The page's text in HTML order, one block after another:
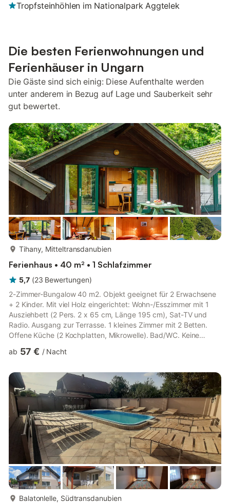
Tropfsteinhöhlen im Nationalpark Aggtelek
Die besten Ferienwohnungen und
Ferienhäuser in Ungarn
Die Gäste sind sich einig: Diese Aufenthalte werden
unter anderem in Bezug auf Lage und Sauberkeit sehr
gut bewertet.
Tihany, Mitteltransdanubien
Ferienhaus • 40 m² • 1 Schlafzimmer
5,7 (23 Bewertungen)
2-Zimmer-Bungalow 40 m2. Objekt geeignet für 2 Erwachsene
+ 2 Kinder. Mit viel Holz eingerichtet: Wohn-/Esszimmer mit 1
Ausziehbett (2 Pers. 2 x 65 cm, Länge 195 cm), Sat-TV und
Radio. Ausgang zur Terrasse. 1 kleines Zimmer mit 2 Betten.
Offene Küche (2 Kochplatten, Mikrowelle). Bad/WC. Keine
Telefon. Internet (WLAN). Parkplatz (eingezäunt). Geeignet für
2 Erwachsene + 2 Kinder unter 10 Jahren. 4 Erwachsene sind
nicht möglich und werden abgewiesen. SZ19000220
ab 57 € / Nacht
Balatonlelle, Südtransdanubien